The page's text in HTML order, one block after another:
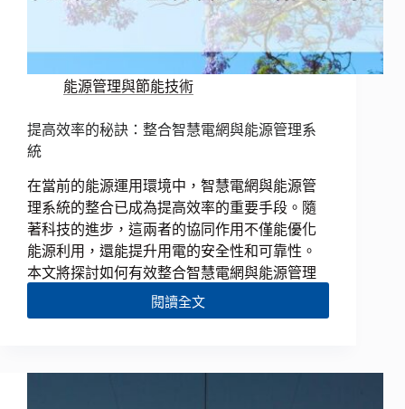
能源管理與節能技術
提高效率的秘訣：整合智慧電網與能源管理系
統
在當前的能源運用環境中，智慧電網與能源管
理系統的整合已成為提高效率的重要手段。隨
著科技的進步，這兩者的協同作用不僅能優化
能源利用，還能提升用電的安全性和可靠性。
本文將探討如何有效整合智慧電網與能源管理
閱讀全文